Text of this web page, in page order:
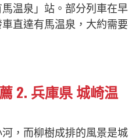
温泉」站。部分列車在早
直達有馬温泉，大約需要
2. 兵庫県 城崎温
，而柳樹成排的風景是城